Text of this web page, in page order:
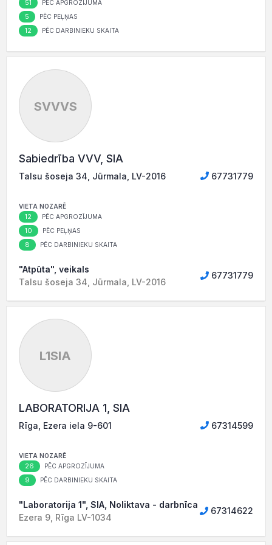
51 PĒC APGROZĪJUMA
5 PĒC PEĻŅAS
12 PĒC DARBINIEKU SKAITA
SVVVS
Sabiedrība VVV, SIA
Talsu šoseja 34, Jūrmala, LV-2016 67731779
VIETA NOZARĒ
12 PĒC APGROZĪJUMA
10 PĒC PEĻŅAS
8 PĒC DARBINIEKU SKAITA
"Atpūta", veikals
Talsu šoseja 34, Jūrmala, LV-2016
67731779
L1SIA
LABORATORIJA 1, SIA
Rīga, Ezera iela 9-601 67314599
VIETA NOZARĒ
26 PĒC APGROZĪJUMA
9 PĒC DARBINIEKU SKAITA
"Laboratorija 1", SIA, Noliktava - darbnīca
Ezera 9, Rīga LV-1034
67314622